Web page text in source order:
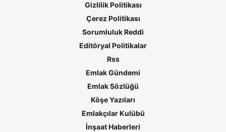
Gizlilik Politikası
Çerez Politikası
Sorumluluk Reddi
Editöryal Politikalar
Rss
Emlak Gündemi
Emlak Sözlüğü
Köşe Yazıları
Emlakçılar Kulübü
İnşaat Haberleri